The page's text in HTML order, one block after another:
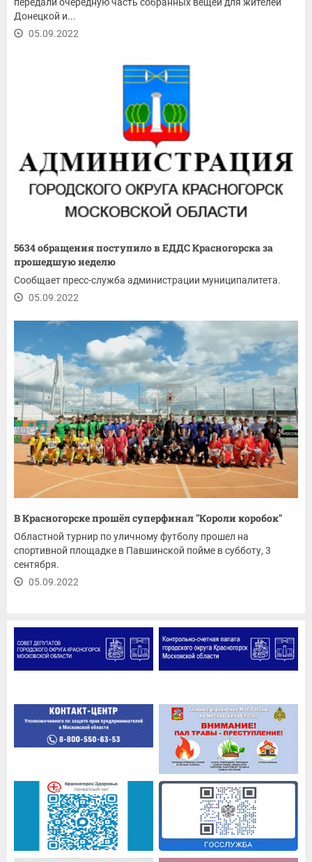
Донецкой и...
05.09.2022
5634 обращения поступило в ЕДДС Красногорска за
прошедшую неделю
Сообщает пресс-служба администрации муниципалитета.
05.09.2022
В Красногорске прошёл суперфинал "Короли коробок"
Областной турнир по уличному футболу прошел на
спортивной площадке в Павшинской пойме в субботу, 3
сентября.
05.09.2022